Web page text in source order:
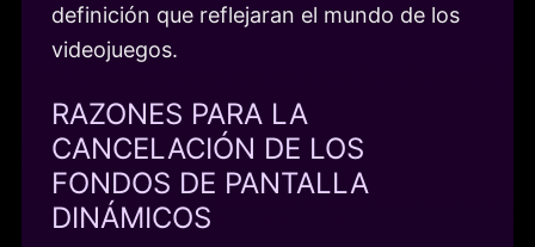
definición que reflejaran el mundo de los
videojuegos.
RAZONES PARA LA
CANCELACIÓN DE LOS
FONDOS DE PANTALLA
DINÁMICOS